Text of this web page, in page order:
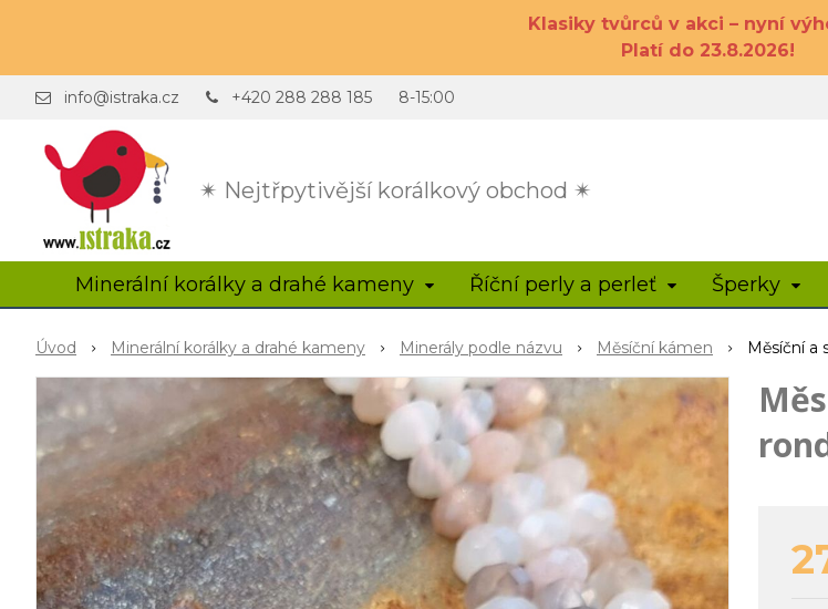
Klasiky tvůrců v akci – nyní
Platí do 23.8.2026!
✴ Nejtřpytivější korálkový obchod ✴
info@istraka.cz +420 288 288 185 8-15:00
Minerální korálky a drahé kameny Říční perly a perleť Šperky
Úvod Minerální korálky a drahé kameny Minerály podle názvu Měsíční kámen Měsíční a